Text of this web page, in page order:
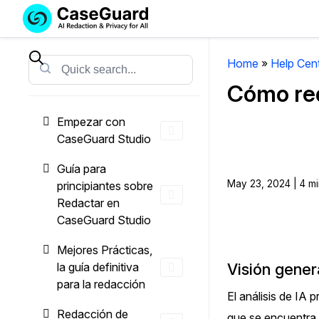
Servicios
CASEGUARD
SUBCONTRATE
SUS
Selecciona un plan que se adapte a tus
necesidades
Precios de Redacción a Pedido
Soluciones
Search
Empezar con
CaseGuard Studio
Guía para
principiantes sobre
Redactar en
CaseGuard Studio
Mejores Prácticas,
la guía definitiva
para la redacción
Redacción de
Home» Help
Cómo
May 23, 2024 | 4
Visión
El análisis de IA